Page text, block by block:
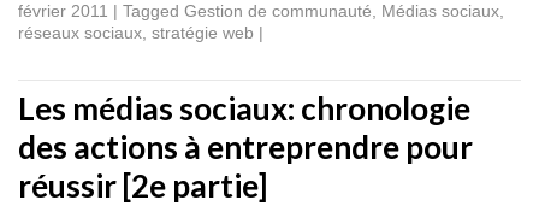
février 2011 | Tagged Gestion de communauté Médias sociaux
réseaux sociaux stratégie web |
Les médias sociaux: chronologie
des actions à entreprendre pour
réussir [2e partie]